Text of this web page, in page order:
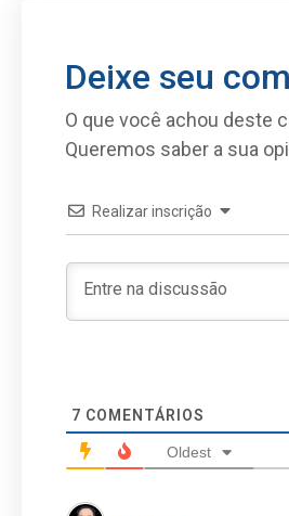
Deixe seu
O que você achou deste
Queremos saber a sua
Realizar inscrição
7 COMENTÁRIOS
Oldest